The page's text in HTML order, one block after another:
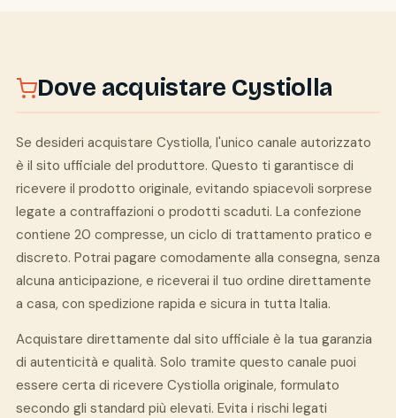
Dove acquistare Cystiolla
Se desideri acquistare Cystiolla, l'unico canale autorizzato
è il sito ufficiale del produttore. Questo ti garantisce di
ricevere il prodotto originale, evitando spiacevoli sorprese
legate a contraffazioni o prodotti scaduti. La confezione
contiene 20 compresse, un ciclo di trattamento pratico e
discreto. Potrai pagare comodamente alla consegna, senza
alcuna anticipazione, e riceverai il tuo ordine direttamente
a casa, con spedizione rapida e sicura in tutta Italia.
Acquistare direttamente dal sito ufficiale è la tua garanzia
di autenticità e qualità. Solo tramite questo canale puoi
essere certa di ricevere Cystiolla originale, formulato
secondo gli standard più elevati. Evita i rischi legati